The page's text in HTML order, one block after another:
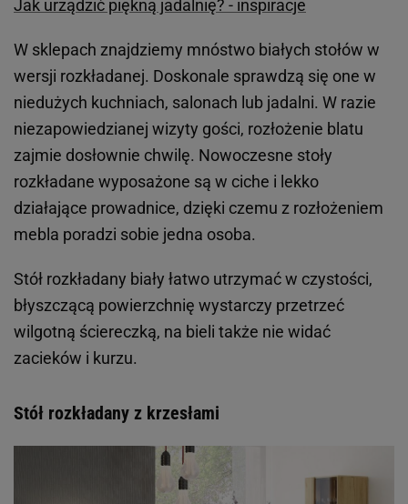
Jak urządzić piękną jadalnię? - inspiracje
W sklepach znajdziemy mnóstwo białych stołów w
wersji rozkładanej. Doskonale sprawdzą się one w
niedużych kuchniach, salonach lub jadalni. W razie
niezapowiedzianej wizyty gości, rozłożenie blatu
zajmie dosłownie chwilę. Nowoczesne stoły
rozkładane wyposażone są w ciche i lekko
działające prowadnice, dzięki czemu z rozłożeniem
mebla poradzi sobie jedna osoba.
Stół rozkładany biały łatwo utrzymać w czystości,
błyszczącą powierzchnię wystarczy przetrzeć
wilgotną ściereczką, na bieli także nie widać
zacieków i kurzu.
Stół rozkładany z krzesłami